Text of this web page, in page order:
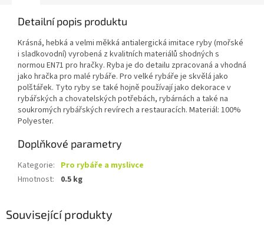
Detailní popis produktu
Krásná, hebká a velmi měkká antialergická imitace ryby (mořské
i sladkovodní) vyrobená z kvalitních materiálů shodných s
normou EN71 pro hračky. Ryba je do detailu zpracovaná a vhodná
jako hračka pro malé rybáře. Pro velké rybáře je skvělá jako
polštářek. Tyto ryby se také hojně používají jako dekorace v
rybářských a chovatelských potřebách, rybárnách a také na
soukromých rybářských revírech a restauracích. Materiál: 100%
Polyester.
Doplňkové parametry
Kategorie: Pro rybáře a myslivce
Hmotnost: 0.5 kg
Související produkty